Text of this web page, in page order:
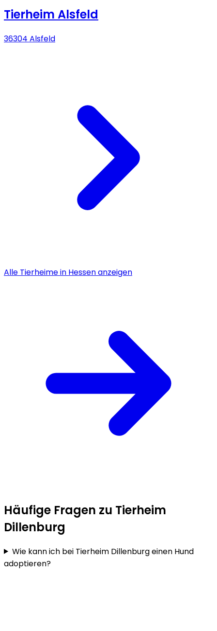
Tierheim Alsfeld
36304 Alsfeld
Alle Tierheimein Hessenanzeigen
Häufige Fragen zu Tierheim
Dillenburg
Wie kann ich bei Tierheim Dillenburg einen Hund
adoptieren?